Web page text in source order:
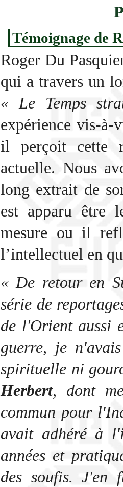
Témoignage de
Roger Du
qui a travers un
« Le Temps
expérience vis-à-
il perçoit cette
actuelle. Nous
long extrait de
est apparu être
mesure ou il
l’intellectuel en
« De retour en
série de
de l'Orient aussi
guerre, je
spirituelle ni
Herbert, dont
commun pour
avait adhéré à
années et
des soufis. J'en